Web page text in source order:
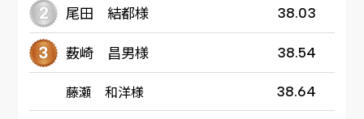
尾田 結都様 38.03
薮崎 昌男様 38.54
藤瀬 和洋様 38.64